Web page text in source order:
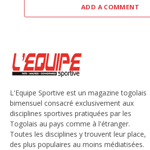
ADD A COMMENT
L'Equipe Sportive est un magazine togolais
bimensuel consacré exclusivement aux
disciplines sportives pratiquées par les
Togolais au pays comme à l'étranger.
Toutes les disciplines y trouvent leur place,
des plus populaires au moins médiatisées.